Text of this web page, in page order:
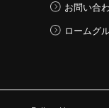
お問い合
ロームグ